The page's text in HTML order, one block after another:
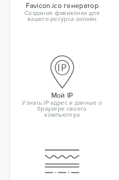
Favicon.ico генератор
Создание фавиконки для
вашего ресурса онлайн
Мой IP
Узнать IP адрес и данные о
браузере своего
компьютера